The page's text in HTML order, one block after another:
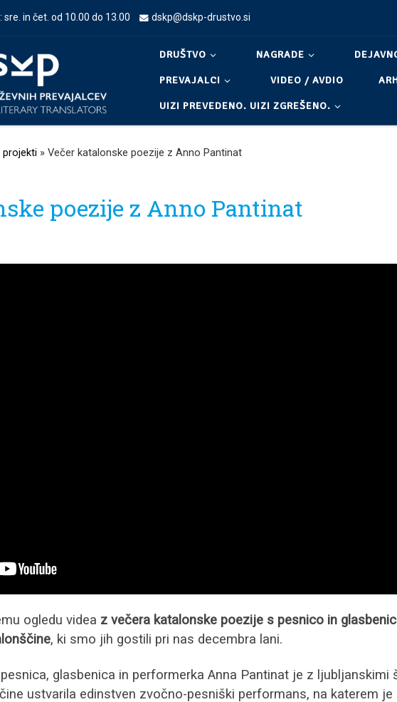
sre. in čet. od 10.00 do 13.00 dskp@dskp-drustvo.si
DRUŠTVO NAGRADE
PREVAJALCI VIDEO / AVDIO
UIZI PREVEDENO. UIZI ZGREŠENO.
» Večer katalonske poezije z Anno Pantinat
poezije z Anno Pantinat
ogledu videa z večera katalonske poezije s pesnico in
, ki smo jih gostili pri nas decembra lani.
glasbenica in performerka Anna Pantinat je z ljubljanskimi
ustvarila edinstven zvočno-pesniški performans, na katerem je